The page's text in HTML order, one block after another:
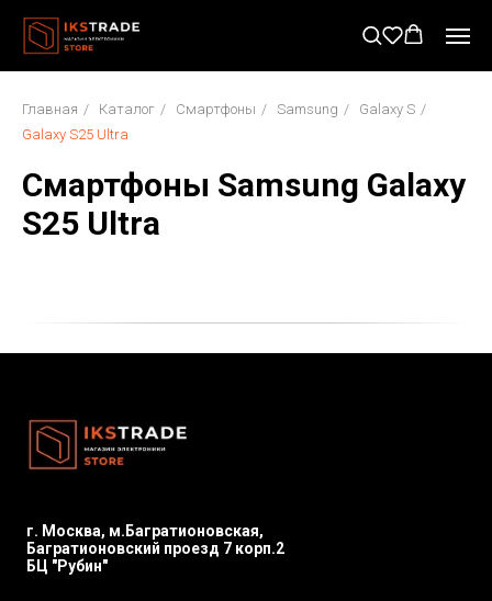
Главная / Каталог / Смартфоны / Samsung / Galaxy S /
Galaxy S25 Ultra
Смартфоны Samsung Galaxy
S25 Ultra
г. Москва, м.Багратионовская,
Багратионовский проезд 7 корп.2
БЦ "Рубин"